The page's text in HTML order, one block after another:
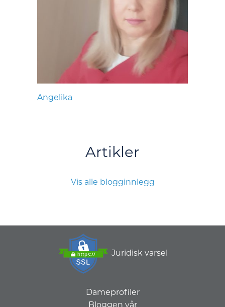
Angelika
Artikler
Vis alle blogginnlegg
Juridisk varsel
Dameprofiler
Bloggen vår